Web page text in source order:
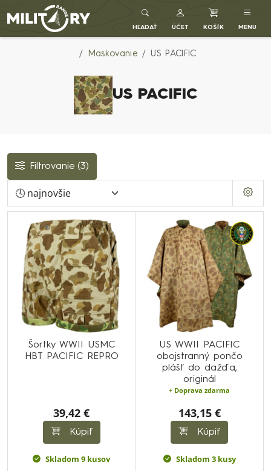
Army shop MILITARY RANGE SK
HĽADAŤ ÚČET KOŠÍK MENU
Maskovanie US PACIFIC
US PACIFIC
Filtrovanie (3)
Šortky WWII USMC
HBT PACIFIC REPRO
39,42 €
Kúpiť
Skladom 9 kusov
US WWII PACIFIC
obojstranný pončo
plášť do dažďa,
originál
+ Doprava zdarma
143,15 €
Kúpiť
Skladom 3 kusy